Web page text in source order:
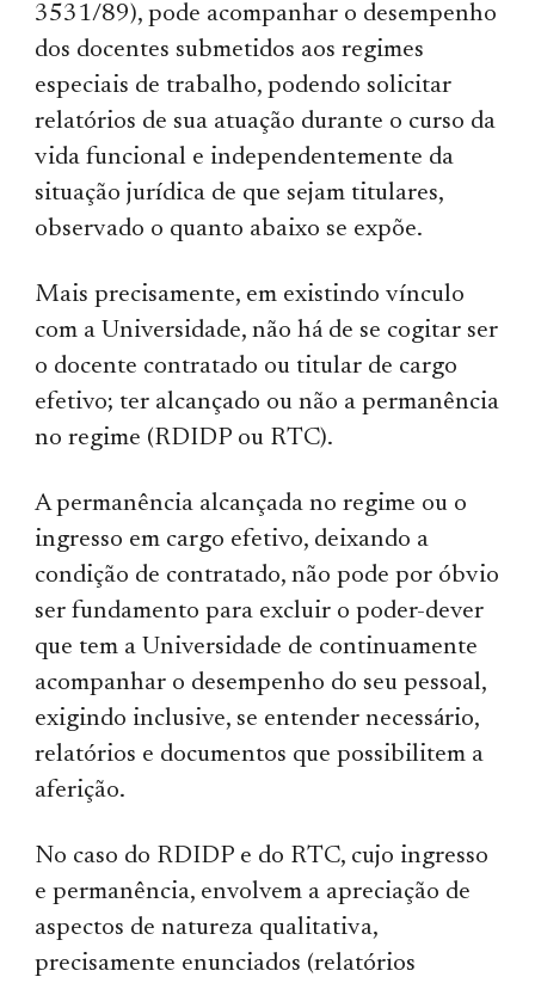
3531/89), pode acompanhar o desempenho
dos docentes submetidos aos regimes
especiais de trabalho, podendo solicitar
relatórios de sua atuação durante o curso da
vida funcional e independentemente da
situação jurídica de que sejam titulares,
observado o quanto abaixo se expõe.
Mais precisamente, em existindo vínculo
com a Universidade, não há de se cogitar ser
o docente contratado ou titular de cargo
efetivo; ter alcançado ou não a permanência
no regime (RDIDP ou RTC).
A permanência alcançada no regime ou o
ingresso em cargo efetivo, deixando a
condição de contratado, não pode por óbvio
ser fundamento para excluir o poder-dever
que tem a Universidade de continuamente
acompanhar o desempenho do seu pessoal,
exigindo inclusive, se entender necessário,
relatórios e documentos que possibilitem a
aferição.
No caso do RDIDP e do RTC, cujo ingresso
e permanência, envolvem a apreciação de
aspectos de natureza qualitativa,
precisamente enunciados (relatórios